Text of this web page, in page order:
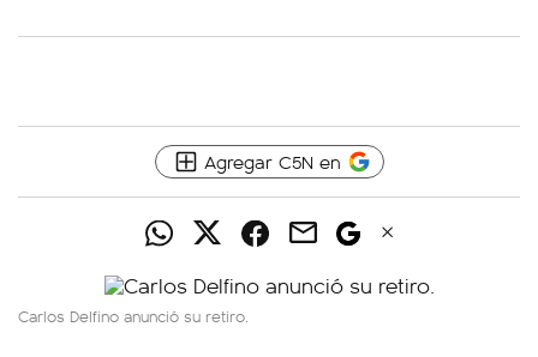
Agregar C5N en
Carlos Delfino anunció su retiro.